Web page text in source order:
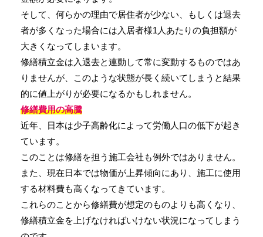
そして、何らかの理由で居住者が少ない、もしくは退去
者が多くなった場合には入居者様1人あたりの負担額が
大きくなってしまいます。
修繕積立金は入退去と連動して常に変動するものではあ
りませんが、このような状態が長く続いてしまうと結果
的に値上がりが必要になるかもしれません。
修繕費用の高騰
近年、日本は少子高齢化によって労働人口の低下が起き
ています。
このことは修繕を担う施工会社も例外ではありません。
また、現在日本では物価が上昇傾向にあり、施工に使用
する材料費も高くなってきています。
これらのことから修繕費が想定のものよりも高くなり、
修繕積立金を上げなければいけない状況になってしまう